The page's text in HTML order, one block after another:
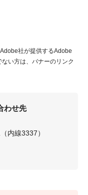
社が提供するAdobe
い方は、バナーのリンク
わせ先
内線3337）